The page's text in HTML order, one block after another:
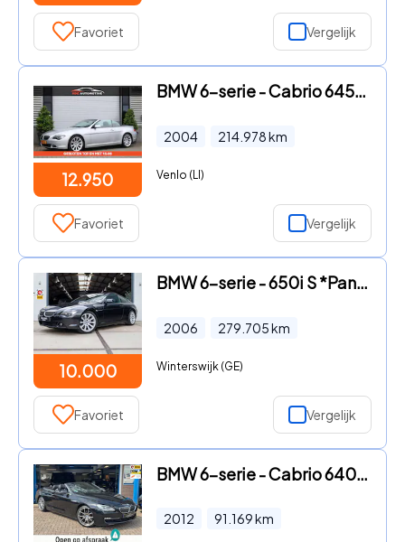
Favoriet Vergelijk
12.950
BMW 6-serie - Cabrio 645Ci S Rood Leder | Memory | Xenon | Navi | Stoelver
2004 214.978km
Venlo (LI)
Favoriet Vergelijk
10.000
BMW 6-serie - 650i S *Pano | HUD | Memory | Leder | Cruise | Clima | Keyle
2006 279.705km
Winterswijk (GE)
Favoriet Vergelijk
BMW 6-serie - Cabrio 640i High Executive 2012 AUT NAVI FULL
2012 91.169km